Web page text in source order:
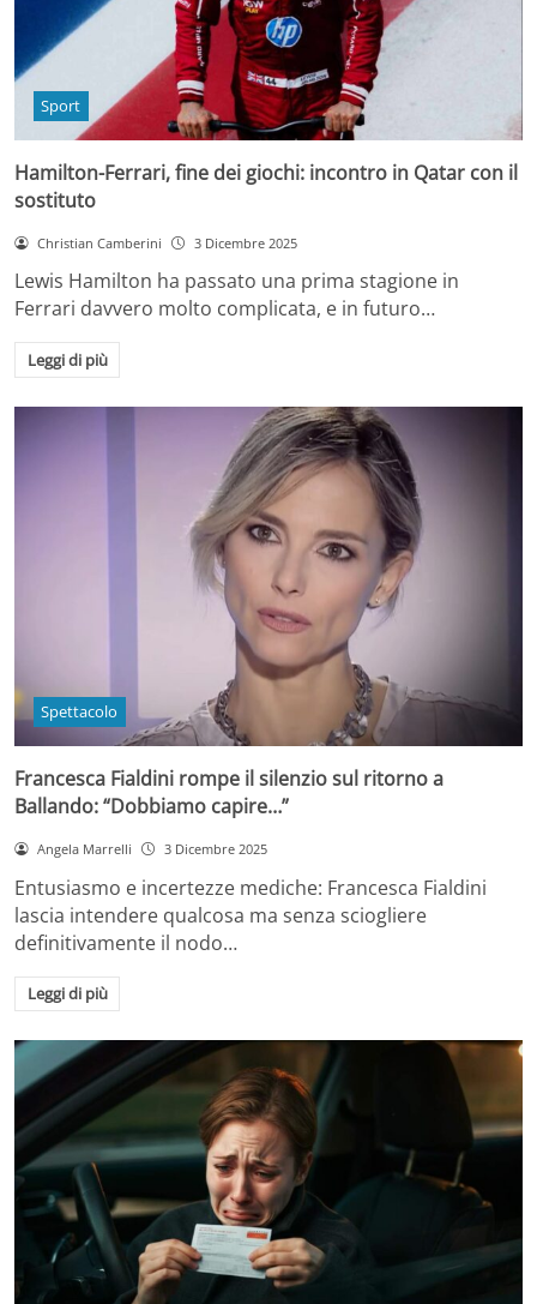
Sport
Hamilton-Ferrari, fine dei giochi: incontro in Qatar con il
sostituto
Christian Camberini 3 Dicembre 2025
Lewis Hamilton ha passato una prima stagione in
Ferrari davvero molto complicata, e in futuro…
Leggi di più
Spettacolo
Francesca Fialdini rompe il silenzio sul ritorno a
Ballando: “Dobbiamo capire…”
Angela Marrelli 3 Dicembre 2025
Entusiasmo e incertezze mediche: Francesca Fialdini
lascia intendere qualcosa ma senza sciogliere
definitivamente il nodo…
Leggi di più